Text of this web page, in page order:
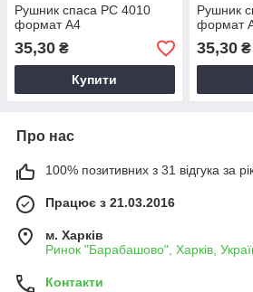
Рушник спаса РС 4010
формат А4
35,30 ₴
Купити
Рушник
формат
35,30₴
Про нас
100% позитивних з 31 відгука за
Працює з 21.03.2016
м. Харків
Ринок "Барабашово", Харків,
Контакти